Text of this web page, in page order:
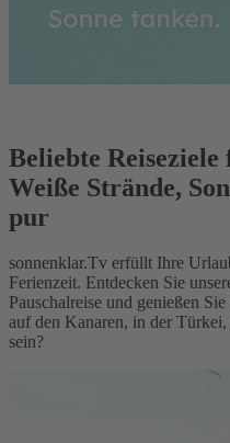
Beliebte
Weiße Strände,
pur
sonnenklar.Tv erfüllt Ihre
Ferienzeit. Entdecken Sie
Pauschalreise und genießen
auf den Kanaren, in der
sein?